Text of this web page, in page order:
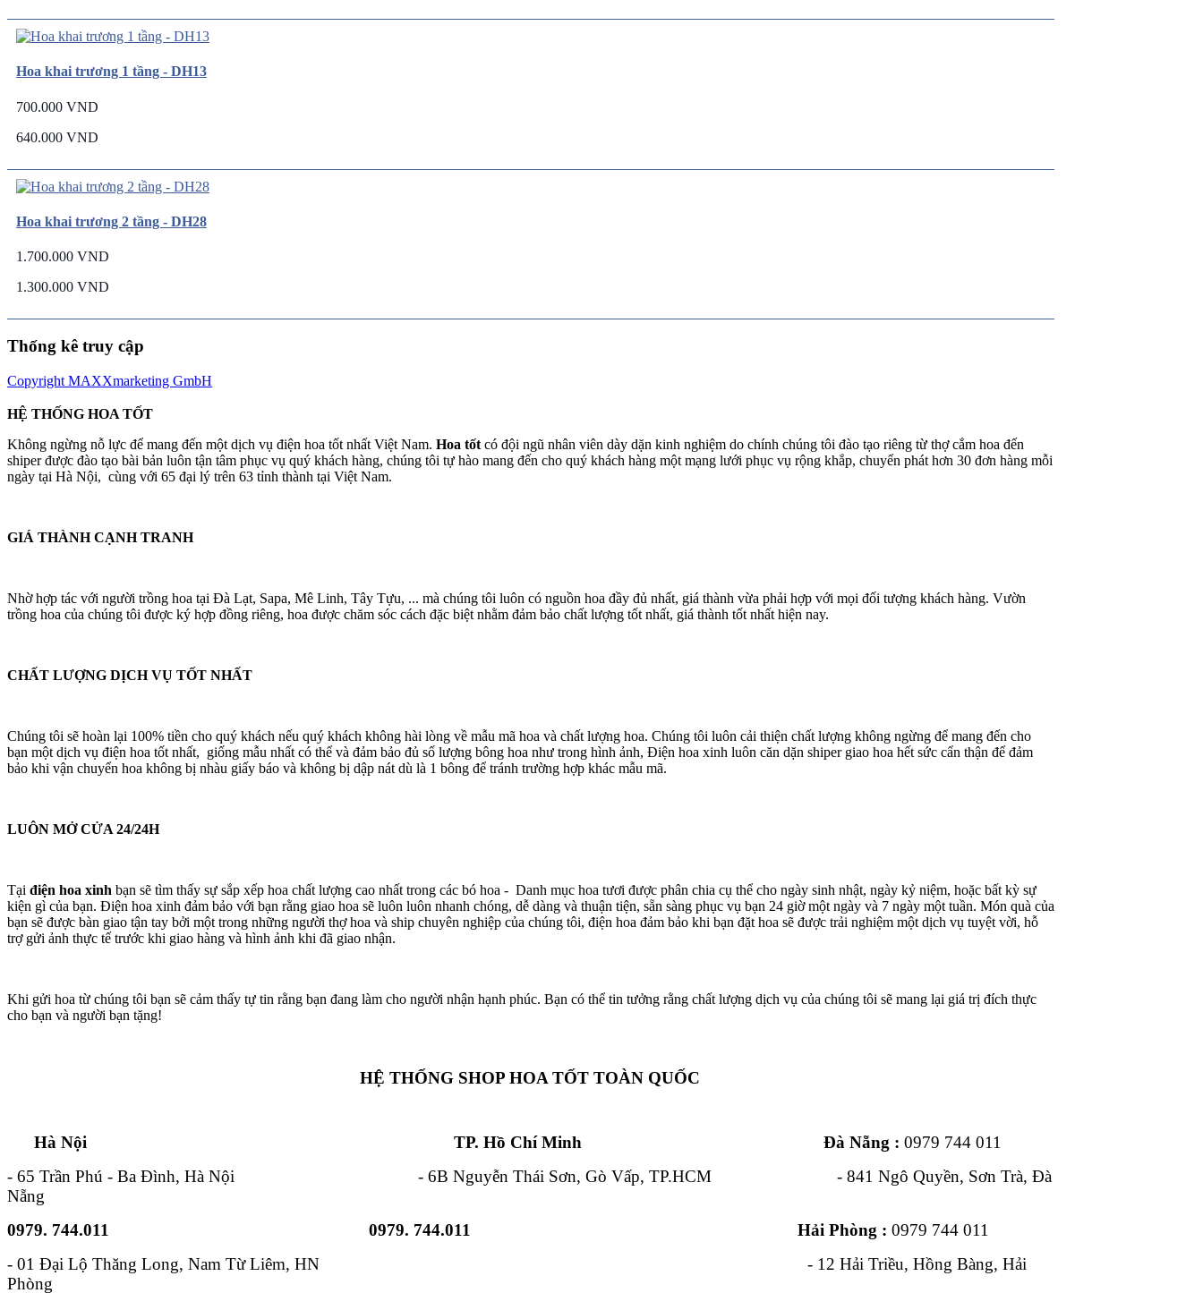
Hoa khai trương 1 tầng - DH13
700.000 VND
640.000 VND
Hoa khai trương 2 tầng - DH28
1.700.000 VND
1.300.000 VND
Thống kê truy cập
Copyright MAXXmarketing GmbH
HỆ THỐNG HOA TỐT
Không ngừng nỗ lực để mang đến một dịch vụ điện hoa tốt nhất Việt Nam. Hoa tốt có đội ngũ nhân viên dày dặn kinh nghiệm do chính chúng tôi đào tạo riêng từ thợ cắm hoa đến
shiper được đào tạo bài bản luôn tận tâm phục vụ quý khách hàng, chúng tôi tự hào mang đến cho quý khách hàng một mạng lưới phục vụ rộng khắp, chuyển phát hơn 30 đơn hàng mỗi
ngày tại Hà Nội, cùng với 65 đại lý trên 63 tỉnh thành tại Việt Nam.
GIÁ THÀNH CẠNH TRANH
Nhờ hợp tác với người trồng hoa tại Đà Lạt, Sapa, Mê Linh, Tây Tựu, ... mà chúng tôi luôn có nguồn hoa đầy đủ nhất, giá thành vừa phải hợp với mọi đối tượng khách hàng. Vườn
trồng hoa của chúng tôi được ký hợp đồng riêng, hoa được chăm sóc cách đặc biệt nhằm đảm bảo chất lượng tốt nhất, giá thành tốt nhất hiện nay.
CHẤT LƯỢNG DỊCH VỤ TỐT NHẤT
Chúng tôi sẽ hoàn lại 100% tiền cho quý khách nếu quý khách không hài lòng về mẫu mã hoa và chất lượng hoa. Chúng tôi luôn cải thiện chất lượng không ngừng để mang đến cho
bạn một dịch vụ điện hoa tốt nhất, giống mẫu nhất có thể và đảm bảo đủ số lượng bông hoa như trong hình ảnh, Điện hoa xinh luôn căn dặn shiper giao hoa hết sức cẩn thận để đảm
bảo khi vận chuyển hoa không bị nhàu giấy báo và không bị dập nát dù là 1 bông để tránh trường hợp khác mẫu mã.
LUÔN MỞ CỬA 24/24H
Tại điện hoa xinh bạn sẽ tìm thấy sự sắp xếp hoa chất lượng cao nhất trong các bó hoa - Danh mục hoa tươi được phân chia cụ thể cho ngày sinh nhật, ngày kỷ niệm, hoặc bất kỳ sự
kiện gì của bạn. Điện hoa xinh đảm bảo với bạn rằng giao hoa sẽ luôn luôn nhanh chóng, dễ dàng và thuận tiện, sẵn sàng phục vụ bạn 24 giờ một ngày và 7 ngày một tuần. Món quà của
bạn sẽ được bàn giao tận tay bởi một trong những người thợ hoa và ship chuyên nghiệp của chúng tôi, điện hoa đảm bảo khi bạn đặt hoa sẽ được trải nghiệm một dịch vụ tuyệt vời, hỗ
trợ gửi ảnh thực tế trước khi giao hàng và hình ảnh khi đã giao nhận.
Khi gửi hoa từ chúng tôi bạn sẽ cảm thấy tự tin rằng bạn đang làm cho người nhận hạnh phúc. Bạn có thể tin tưởng rằng chất lượng dịch vụ của chúng tôi sẽ mang lại giá trị đích thực
cho bạn và người bạn tặng!
HỆ THỐNG SHOP HOA TỐT TOÀN QUỐC
Hà Nội TP. Hồ Chí Minh Đà Nẵng : 0979 744 011
- 65 Trần Phú - Ba Đình, Hà Nội - 6B Nguyễn Thái Sơn, Gò Vấp, TP.HCM - 841 Ngô Quyền, Sơn Trà, Đà
Nẵng
0979. 744.011
0979. 744.011 Hải Phòng : 0979 744 011
- 01 Đại Lộ Thăng Long, Nam Từ Liêm, HN - 12 Hải Triều, Hồng Bàng, Hải
Phòng